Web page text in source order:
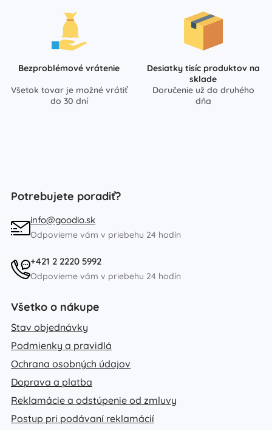
Bezproblémové vrátenie
Všetok tovar je možné vrátiť
do 30 dní
Desiatky tisíc produktov na
sklade
Doručenie už do druhého
dňa
Potrebujete poradiť?
info@goodio.sk
Odpovieme vám v priebehu 24 hodín
+421 2 2220 5992
Odpovieme vám v priebehu 24 hodín
Všetko o nákupe
Stav objednávky
Podmienky a pravidlá
Ochrana osobných údajov
Doprava a platba
Reklamácie a odstúpenie od zmluvy
Postup pri podávaní reklamácií